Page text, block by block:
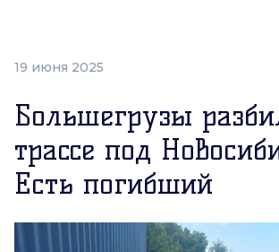
19 июня 2025
Большегрузы
трассе под
Есть погибший